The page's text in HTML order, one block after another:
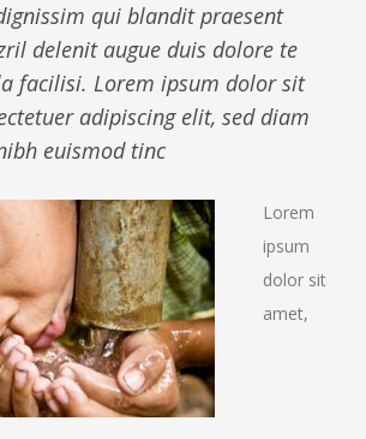
qui blandit praesent
delenit augue duis dolore te
facilisi. Lorem ipsum dolor sit
adipiscing elit, sed diam
euismod tinc
Lorem
ipsum
dolor sit
amet,